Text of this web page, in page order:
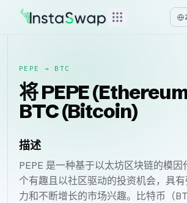
PEPE → BTC
将 PEPE
BTC (Bitcoin)
描述
PEPE 是一种基于以太坊区块链的模
个有趣且以社区驱动的投资机会，具有
力和不断增长的市场兴趣。比特币（